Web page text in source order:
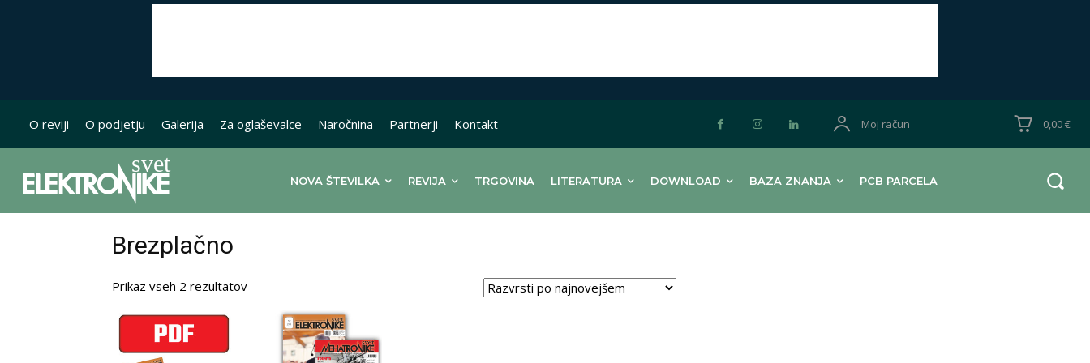
O reviji O podjetju Galerija Za oglaševalce Naročnina Partnerji Kontakt Moj račun 0,00 €
NOVA ŠTEVILKA REVIJA TRGOVINA LITERATURA DOWNLOAD BAZA ZNANJA PCB PARCELA
Brezplačno
Prikaz vseh 2 rezultatovRazvrščeno
datumu